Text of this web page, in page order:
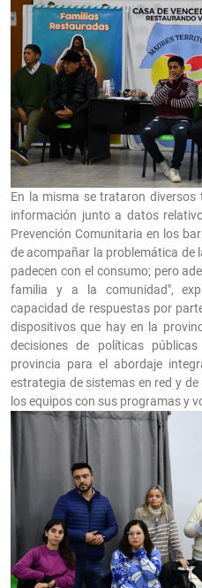
En la misma se trataron
información junto a datos
Prevención Comunitaria en los
de acompañar la problemática de
padecen con el consumo; pero
familia y a la comunidad",
capacidad de respuestas por
dispositivos que hay en la
decisiones de políticas
provincia para el abordaje
estrategia de sistemas en red y
los equipos con sus programas y